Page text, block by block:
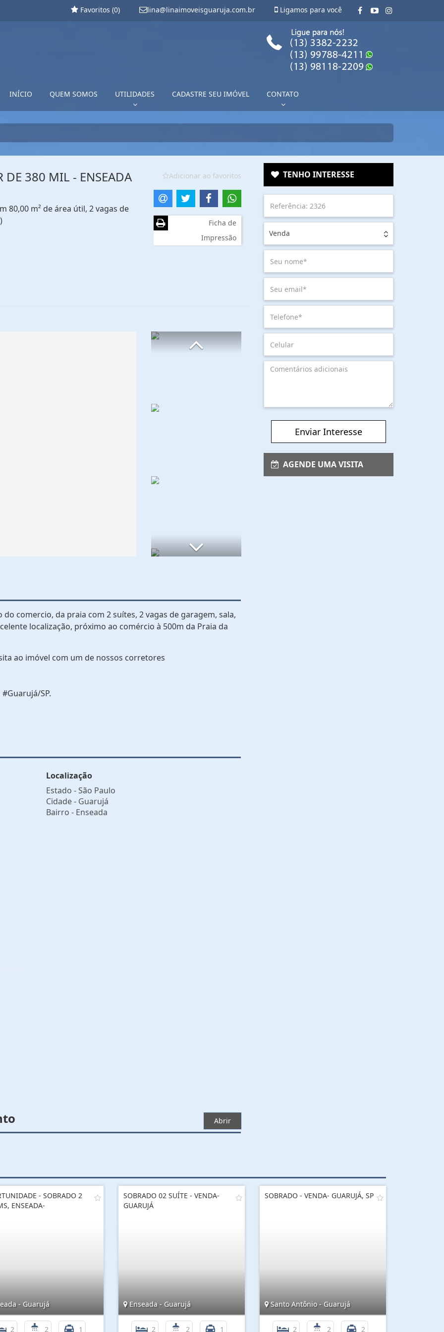
Ligamos para você
lina@linaimoveisguaruja.com.br
Favoritos (0)
INÍCIO QUEM SOMOS UTILIDADES CADASTRE SEU IMÓVEL CONTATO
DE 380 MIL - ENSEADA
80,00 m² de área útil, 2 vagas de
Adicionar ao favoritos
Ficha de
Impressão
comercio, da praia com 2 suítes, 2 vagas de garagem, sala,
localização, próximo ao comércio à 500m da Praia da
ao imóvel com um de nossos corretores
SP.
Localização
Estado -São Paulo
Cidade - Guarujá
Bairro - Enseada
Abrir
TENHO INTERESSE
Venda
Enviar Interesse
AGENDE UMA VISITA
- SOBRADO 2
ENSEADA-
- Guarujá
2 2 1
SOBRADO 02 SUÍTE - VENDA-
GUARUJÁ
Enseada - Guarujá
2 2 1
SOBRADO - VENDA- GUARUJÁ, SP
Santo Antônio - Guarujá
2 2 2